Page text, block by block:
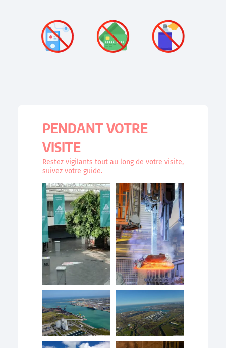
PENDANT VOTRE
VISITE
Restez vigilants tout au long de votre visite,
suivez votre guide.